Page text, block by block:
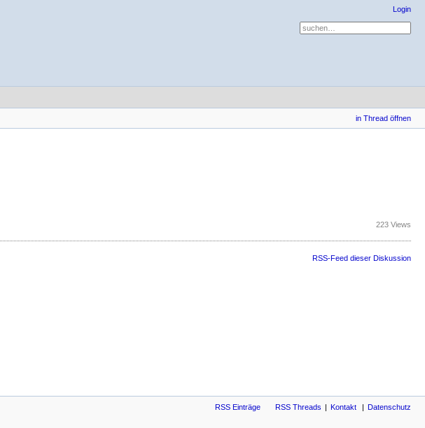
Login
in Thread öffnen
223 Views
RSS-Feed dieser Diskussion
RSS Einträge RSS Threads Kontakt Datenschutz